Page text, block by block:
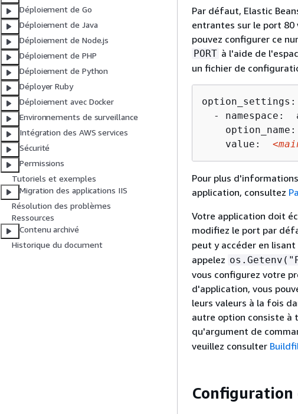
Déploiement de Go
Déploiement de Java
Déploiement de Node.js
Déploiement de PHP
Déploiement de Python
Déployer Ruby
Déploiement avec Docker
Environnements de surveillance
Intégration des AWS services
Sécurité
Permissions
Tutoriels et exemples
Migration des applications IIS
Résolution des problèmes
Ressources
Contenu archivé
Historique du document
Par défaut, Elastic
entrantes sur le port 80
pouvez configurer ce
PORT à l'aide de
un fichier de
option_settings:
- namespace:
    value:
Pour plus
application, consultez
Votre application doit
modifiez le port par
peut y accéder en
appelez
vous configurez votre
d'application, vous
leurs valeurs à la fois
autre option consiste à
qu'argument de
veuillez consulter
Configuration